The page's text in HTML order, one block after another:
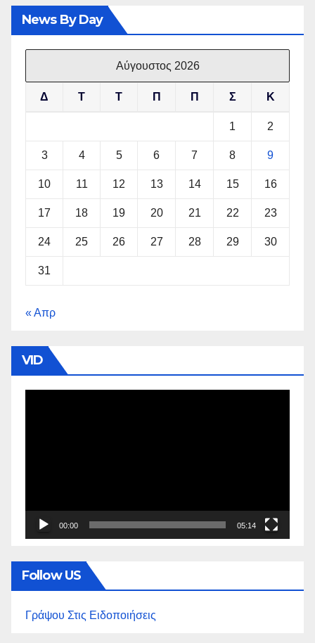
News By Day
Αύγουστος 2026
Δ Τ Τ Π Π Σ Κ
1 2
3 4 5 6 7 8 9
10 11 12 13 14 15 16
17 18 19 20 21 22 23
24 25 26 27 28 29 30
31
« Απρ
VID
00:00 05:14
Follow US
Γράψου Στις Ειδοποιήσεις